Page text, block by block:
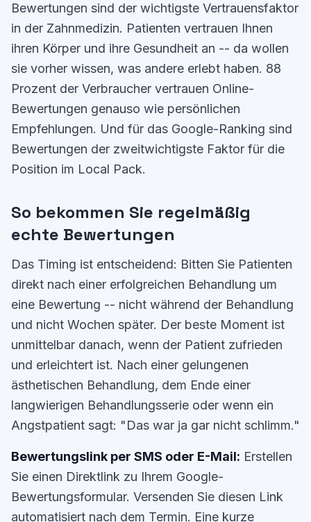
Bewertungen sind der wichtigste Vertrauensfaktor
in der Zahnmedizin. Patienten vertrauen Ihnen
ihren Körper und ihre Gesundheit an -- da wollen
sie vorher wissen, was andere erlebt haben. 88
Prozent der Verbraucher vertrauen Online-
Bewertungen genauso wie persönlichen
Empfehlungen. Und für das Google-Ranking sind
Bewertungen der zweitwichtigste Faktor für die
Position im Local Pack.
So bekommen Sie regelmäßig
echte Bewertungen
Das Timing ist entscheidend: Bitten Sie Patienten
direkt nach einer erfolgreichen Behandlung um
eine Bewertung -- nicht während der Behandlung
und nicht Wochen später. Der beste Moment ist
unmittelbar danach, wenn der Patient zufrieden
und erleichtert ist. Nach einer gelungenen
ästhetischen Behandlung, dem Ende einer
langwierigen Behandlungsserie oder wenn ein
Angstpatient sagt: "Das war ja gar nicht schlimm."
Bewertungslink per SMS oder E-Mail: Erstellen
Sie einen Direktlink zu Ihrem Google-
Bewertungsformular. Versenden Sie diesen Link
automatisiert nach dem Termin. Eine kurze